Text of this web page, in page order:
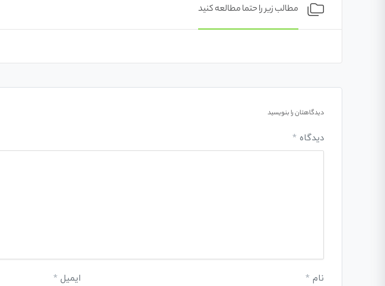
مطالب زیر را حتما مطالعه کنید
دیدگاهتان را بنویسید
دیدگاه *
نام * ایمیل *